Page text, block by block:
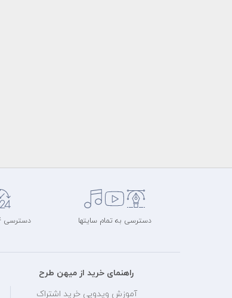
دسترسی به تمام سایتها دسترسی 24 ساعته
راهنمای خرید از میهن طرح
آموزش ویدویی خرید اشتراک